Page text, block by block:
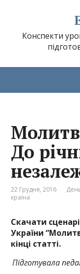
Конспекти
До
22 Грудня, 2016
країна
Скачати
України
кінці статті.
Підготувала